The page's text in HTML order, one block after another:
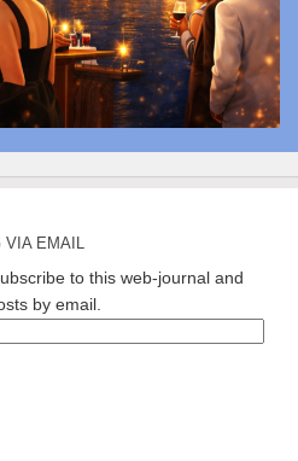
VIA EMAIL
to this web-journal and
by email.